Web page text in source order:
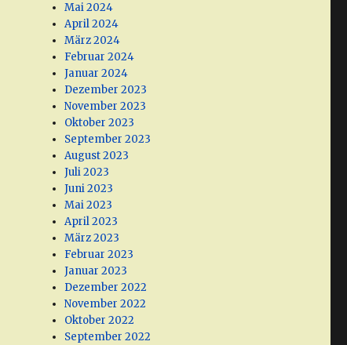
Mai 2024
April 2024
März 2024
Februar 2024
Januar 2024
Dezember 2023
November 2023
Oktober 2023
September 2023
August 2023
Juli 2023
Juni 2023
Mai 2023
April 2023
März 2023
Februar 2023
Januar 2023
Dezember 2022
November 2022
Oktober 2022
September 2022